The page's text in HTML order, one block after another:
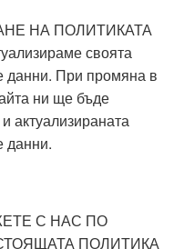
НА ПОЛИТИКАТА
своята
данни. При промяна в
ни ще бъде
актуализираната
данни.
С НАС ПО
ПОЛИТИКА